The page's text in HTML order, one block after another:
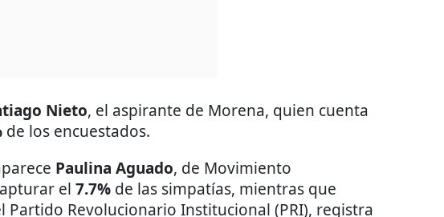
Nieto, el aspirante de Morena, quien cuenta
de los encuestados.
Paulina Aguado, de Movimiento
el 7.7% de las simpatías, mientras que
Partido Revolucionario Institucional (PRI), registra